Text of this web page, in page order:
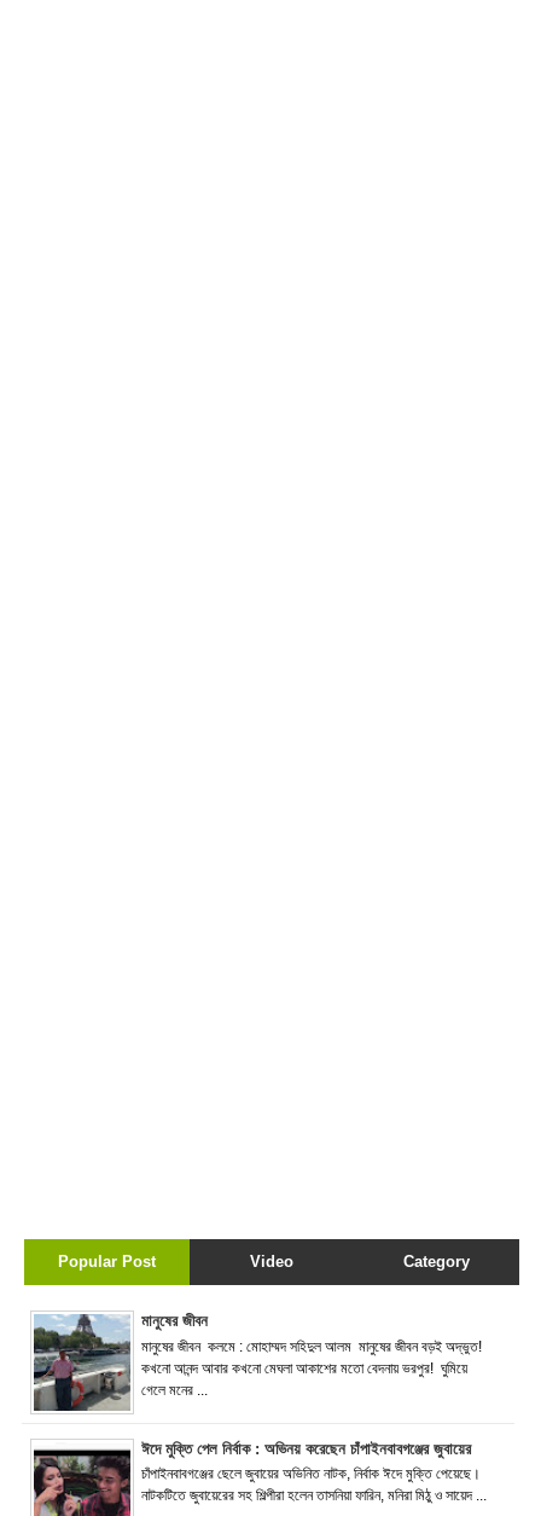
Popular Post Video Category
মানুষের জীবন
মানুষের জীবন কলমে : মোহাম্মদ সহিদুল আলম মানুষের জীবন বড়ই অদ্ভুত!
কখনো আনন্দ আবার কখনো মেঘলা আকাশের মতো বেদনায় ভরপুর! ঘুমিয়ে
গেলে মনের ...
ঈদে মুক্তি পেল নির্বাক : অভিনয় করেছেন চাঁপাইনবাবগঞ্জের জুবায়ের
চাঁপাইনবাবগঞ্জের ছেলে জুবায়ের অভিনিত নাটক, নির্বাক ঈদে মুক্তি পেয়েছে।
নাটকটিতে জুবায়েরের সহ শিল্পীরা হলেন তাসনিয়া ফারিন, মনিরা মিঠু ও সায়েদ ...